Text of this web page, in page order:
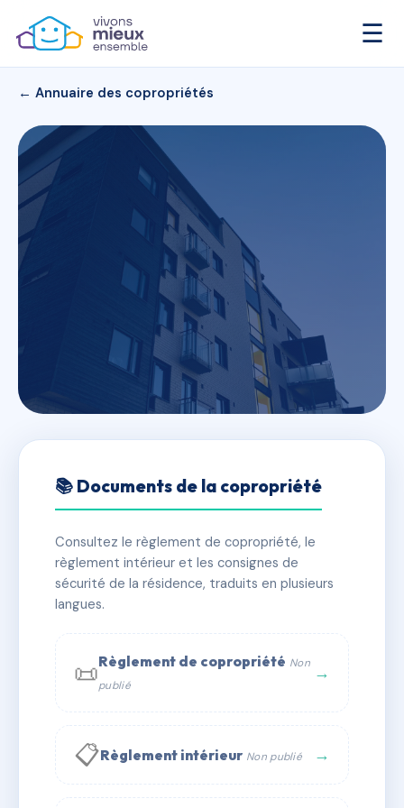
☰
← Annuaire des copropriétés
13 RUE MADELEINE
DESROSEAUX
📍 13 r madeleine desroseaux 56100 Lorient
✓ Immatriculée 🏠 18 lots 🏗 1 bâtiment(s)
📞 Contacter Syndic Digital 💬 WhatsApp
✉ Email
📚 Documents de la copropriété
Consultez le règlement de copropriété, le
règlement intérieur et les consignes de
sécurité de la résidence, traduits en plusieurs
langues.
📜Règlement de copropriété Non
publié
→
📋Règlement intérieur Non publié →